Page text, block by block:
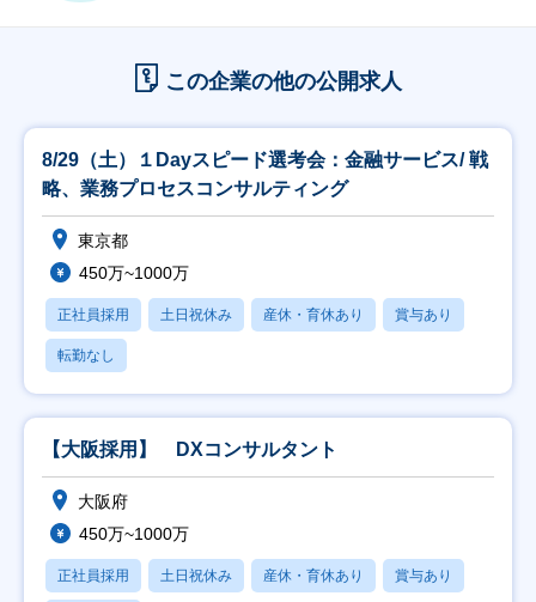
この企業の他の公開求人
8/29（土）１Dayスピード選考会：金融サービス/ 戦
略、業務プロセスコンサルティング
東京都
450万~1000万
正社員採用 土日祝休み 産休・育休あり 賞与あり
転勤なし
【大阪採用】 DXコンサルタント
大阪府
450万~1000万
正社員採用 土日祝休み 産休・育休あり 賞与あり